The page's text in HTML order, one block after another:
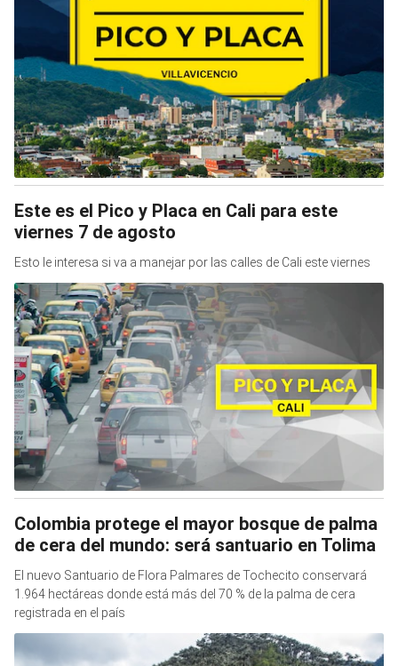
Este es el Pico y Placa en Cali para este
viernes 7 de agosto
Esto le interesa si va a manejar por las calles de Cali este viernes
Colombia protege el mayor bosque de palma
de cera del mundo: será santuario en Tolima
El nuevo Santuario de Flora Palmares de Tochecito conservará
1.964 hectáreas donde está más del 70 % de la palma de cera
registrada en el país